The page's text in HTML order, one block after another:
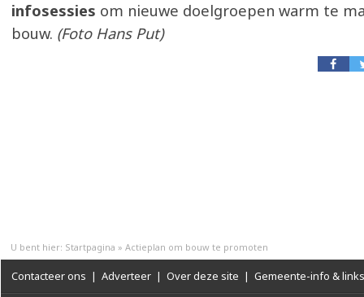
infosessies om nieuwe doelgroepen warm te
bouw. (Foto Hans Put)
U bent hier: Startpagina » Actieplan om bouw te promoten
Contacteer ons | Adverteer | Over deze site | Gemeente-info & links